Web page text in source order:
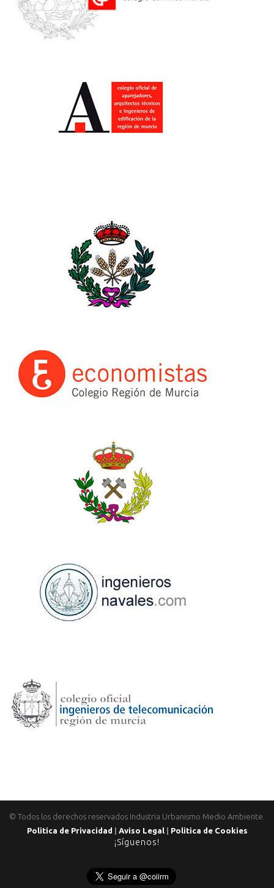
© Todos los derechos reservados Industria Urbanismo Medio Ambiente.
Politica de Privacidad
Aviso Legal| Politica de Cookies
¡Síguenos!